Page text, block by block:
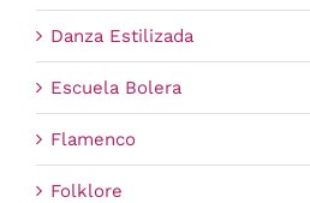
Danza Estilizada
Escuela Bolera
Flamenco
Folklore